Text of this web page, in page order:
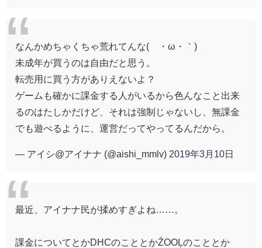
なんかめちゃくちゃ荒れてんな(´・ω・｀)
未成年が買うのは自由だと思う。
転売用に買う方がありえないよ？
ゲームも確かに課金する人がいるから色んなこと出来
るのはたしかだけど、それは強制じゃないし、無課金
でも遊べるように、運営だってやってるんだから。
— アイシ@アイナナ (@aishi_mmlv) 2019年3月10日
最近、アイナナ民が揉めすぎよね……。
課金についてとかDHCのこととかŹOOĻのこととか